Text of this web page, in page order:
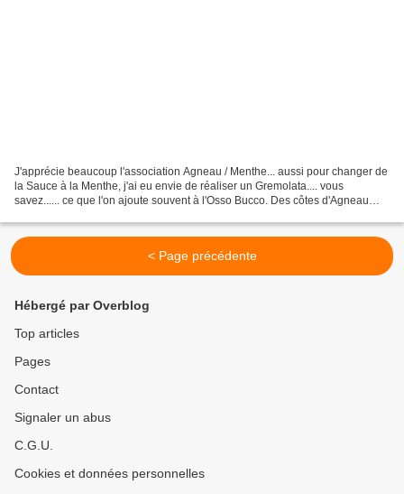
J'apprécie beaucoup l'association Agneau / Menthe... aussi pour changer de
la Sauce à la Menthe, j'ai eu envie de réaliser un Gremolata.... vous
savez...... ce que l'on ajoute souvent à l'Osso Bucco. Des côtes d'Agneau
< Page précédente
Hébergé par Overblog
Top articles
Pages
Contact
Signaler un abus
C.G.U.
Cookies et données personnelles